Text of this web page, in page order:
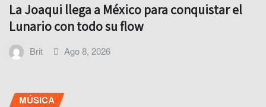
La Joaqui llega a México para conquistar el
Lunario con todo su flow
Brit Ago 8, 2026
MÚSICA